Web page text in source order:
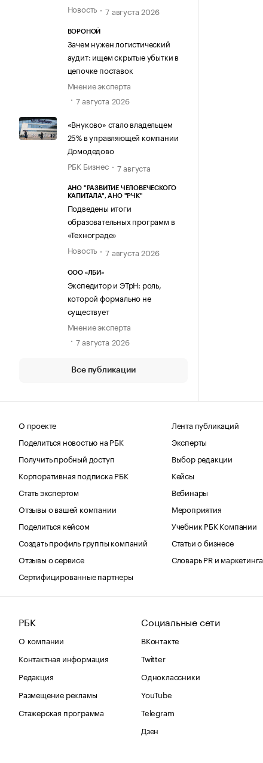
Новость
7 августа 2026
ВОРОНОЙ
Зачем нужен логистический
аудит: ищем скрытые убытки в
цепочке поставок
Мнение эксперта
7 августа 2026
«Внуково» стало владельцем
25% в управляющей компании
Домодедово
РБК Бизнес
7 августа
АНО "РАЗВИТИЕ ЧЕЛОВЕЧЕСКОГО
КАПИТАЛА", АНО "РЧК"
Подведены итоги
образовательных программ в
«Технограде»
Новость
7 августа 2026
ООО «ЛБИ»
Экспедитор и ЭТрН: роль,
которой формально не
существует
Мнение эксперта
7 августа 2026
Все публикации
О проекте
Поделиться новостью на РБК
Получить пробный доступ
Корпоративная подписка РБК
Стать экспертом
Отзывы о вашей компании
Поделиться кейсом
Создать профиль группы компаний
Отзывы о сервисе
Сертифицированные партнеры
Лента публикаций
Эксперты
Выбор редакции
Кейсы
Вебинары
Мероприятия
Учебник РБК Компании
Статьи о бизнесе
Словарь PR и маркетинга
РБК
О компании
Контактная информация
Редакция
Размещение рекламы
Стажерская программа
Социальные сети
ВКонтакте
Twitter
Одноклассники
YouTube
Telegram
Дзен